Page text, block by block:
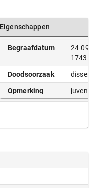
Eigenschappen
Begraafdatum
24-09-
1743
Doodsoorzaak
Opmerking juvenis